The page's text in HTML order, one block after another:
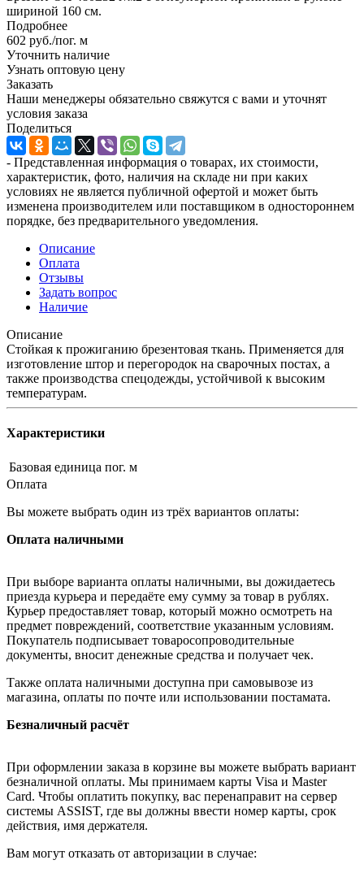
шириной 160 см.
Подробнее
602 руб./пог. м
Уточнить наличие
Узнать оптовую цену
Заказать
Наши менеджеры обязательно свяжутся с вами и уточнят
условия заказа
Поделиться
- Представленная информация о товарах, их стоимости,
характеристик, фото, наличия на складе ни при каких
условиях не является публичной офертой и может быть
изменена производителем или поставщиком в одностороннем
порядке, без предварительного уведомления.
Описание
Оплата
Отзывы
Задать вопрос
Наличие
Описание
Стойкая к прожиганию брезентовая ткань. Применяется для
изготовление штор и перегородок на сварочных постах, а
также производства спецодежды, устойчивой к высоким
температурам.
Характеристики
Базовая единица пог. м
Оплата
Вы можете выбрать один из трёх вариантов оплаты:
Оплата наличными
При выборе варианта оплаты наличными, вы дожидаетесь
приезда курьера и передаёте ему сумму за товар в рублях.
Курьер предоставляет товар, который можно осмотреть на
предмет повреждений, соответствие указанным условиям.
Покупатель подписывает товаросопроводительные
документы, вносит денежные средства и получает чек.
Также оплата наличными доступна при самовывозе из
магазина, оплаты по почте или использовании постамата.
Безналичный расчёт
При оформлении заказа в корзине вы можете выбрать вариант
безналичной оплаты. Мы принимаем карты Visa и Master
Card. Чтобы оплатить покупку, вас перенаправит на сервер
системы ASSIST, где вы должны ввести номер карты, срок
действия, имя держателя.
Вам могут отказать от авторизации в случае: